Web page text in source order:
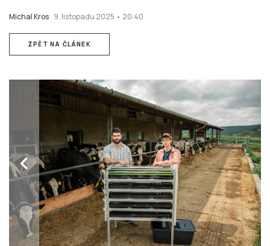
Michal Kros 9. listopadu 2025 • 20:40
ZPĚT NA ČLÁNEK
chevron_left